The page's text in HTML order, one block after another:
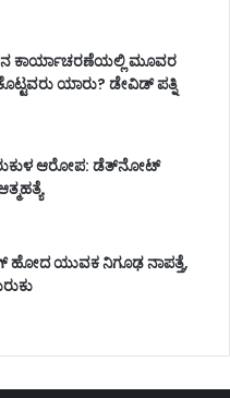
ಕಾರ್ಯಾಚರಣೆಯಲ್ಲಿ ಮೂವರ
ಯಾರು? ಡೇವಿಡ್ ಪತ್ನಿ
ಆರೋಪ: ಡೆತ್‌ನೋಟ್‌
ಹೋದ ಯುವಕ ನಿಗೂಢ ನಾಪತ್ತೆ,